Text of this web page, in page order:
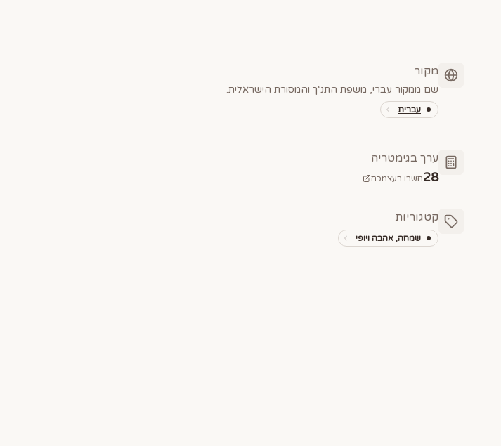
מקור
שם ממקור עברי, משפת התנ״ך והמסורת הישראלית.
עברית
ערך בגימטריה
28חשבו בעצמכם
קטגוריות
שמחה, אהבה ויופי